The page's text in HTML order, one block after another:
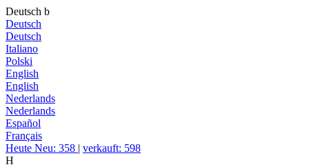
Deutsch b
Deutsch
Deutsch
Italiano
Polski
English
English
Nederlands
Nederlands
Español
Français
Heute Neu: 358 | verkauft: 598
H